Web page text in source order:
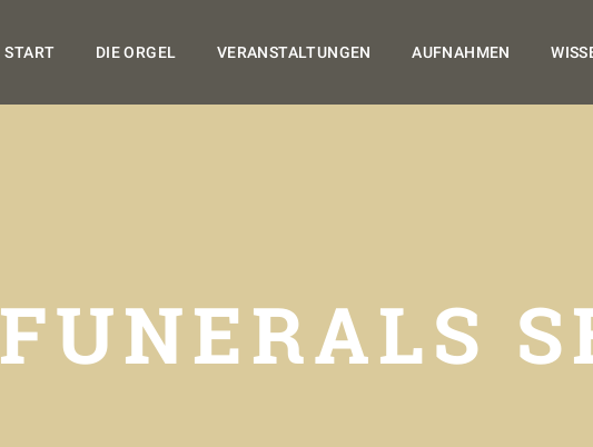
START DIE ORGEL VERANSTALTUNGEN AUFNAHMEN
FUNERALS